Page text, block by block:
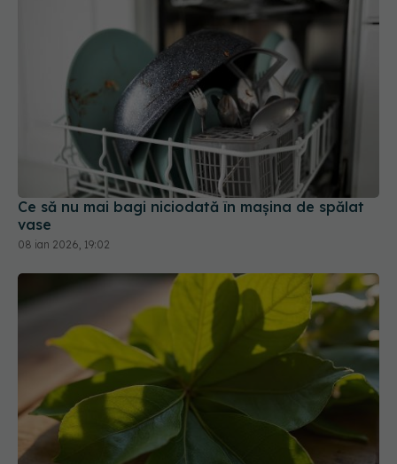
Ce să nu mai bagi niciodată în mașina de spălat
vase
08 ian 2026, 19:02